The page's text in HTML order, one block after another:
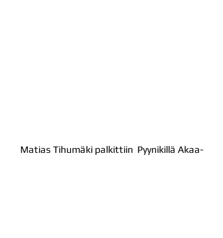
Matias Tihumäki palkittiin  Pyynikillä Akaa-